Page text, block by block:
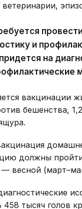
и
на
вакцинации
бешенства,
должны
весной
тысяч голов